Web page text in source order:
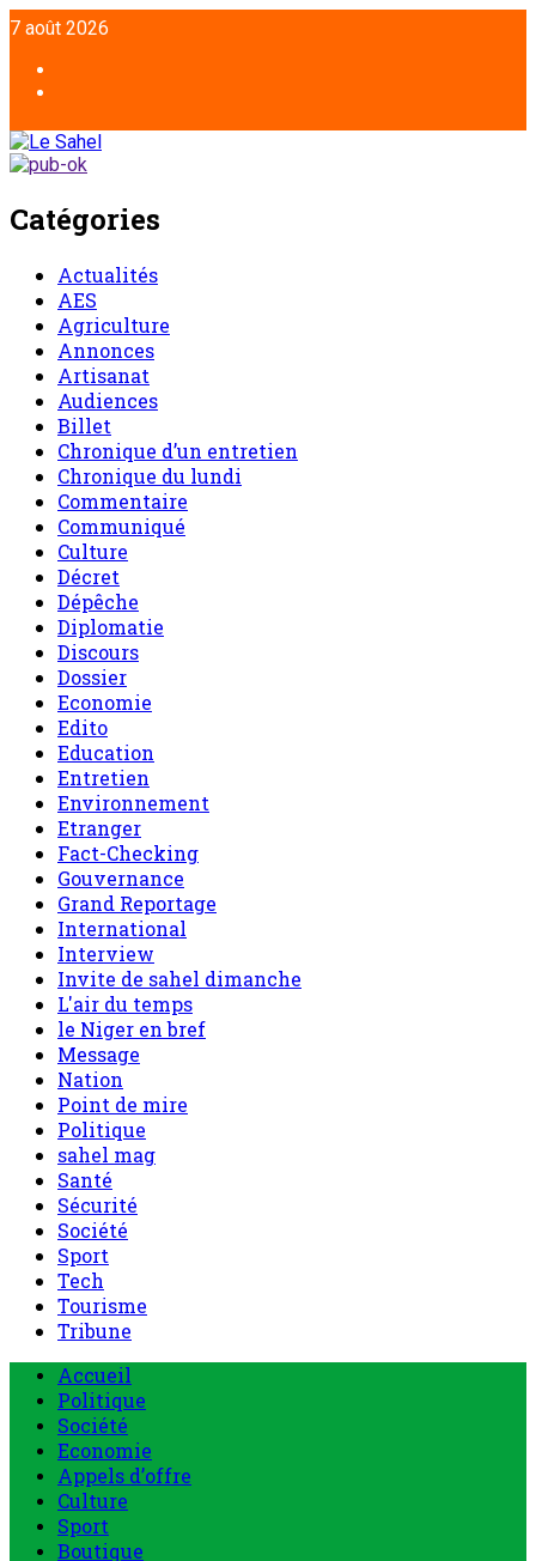
7 août 2026
Catégories
Actualités
AES
Agriculture
Annonces
Artisanat
Audiences
Billet
Chronique d’un entretien
Chronique du lundi
Commentaire
Communiqué
Culture
Décret
Dépêche
Diplomatie
Discours
Dossier
Economie
Edito
Education
Entretien
Environnement
Etranger
Fact-Checking
Gouvernance
Grand Reportage
International
Interview
Invite de sahel dimanche
L'air du temps
le Niger en bref
Message
Nation
Point de mire
Politique
sahel mag
Santé
Sécurité
Société
Sport
Tech
Tourisme
Tribune
Accueil
Politique
Société
Economie
Appels d’offre
Culture
Sport
Boutique